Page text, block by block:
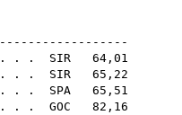
. . SIR 64,01
. . SIR 65,22
. . . SPA 65,51
. . GOC 82,16